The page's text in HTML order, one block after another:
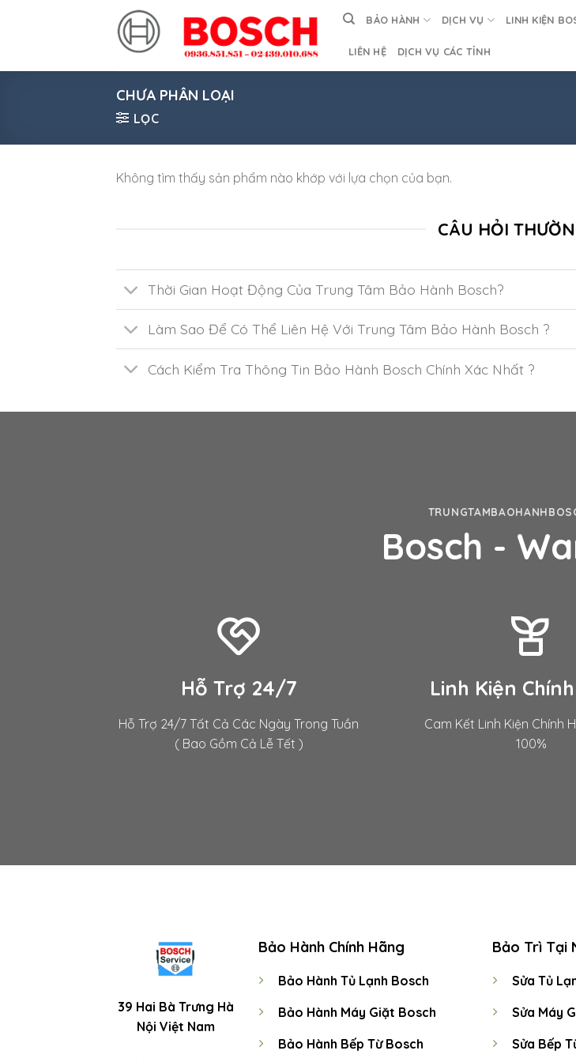
BẢO HÀNH DỊCH VỤ LINH KIỆN
LIÊN HỆ DỊCH VỤ CÁC TỈNH
CHƯA PHÂN LOẠI
LỌC
Không tìm thấy sản phẩm nào khớp với lựa chọn của bạn.
CÂU HỎI
Thời Gian Hoạt Động Của Trung Tâm Bảo Hành Bosch?
Làm Sao Để Có Thể Liên Hệ Với Trung Tâm Bảo Hành Bosch ?
Cách Kiểm Tra Thông Tin Bảo Hành Bosch Chính Xác Nhất ?
Bosch -
Hỗ Trợ 24/7
Hỗ Trợ 24/7 Tất Cả Các Ngày Trong Tuần
( Bao Gồm Cả Lễ Tết )
Linh Kiện
Cam Kết Linh Kiện Chính
100%
39 Hai Bà Trưng Hà
Nội Việt Nam
Bảo Hành Chính Hãng
Bảo Hành Tủ Lạnh Bosch
Bảo Hành Máy Giặt Bosch
Bảo Hành Bếp Từ Bosch
Bảo Trì Tại
Sửa Tủ
Sửa Máy
Sửa Bếp